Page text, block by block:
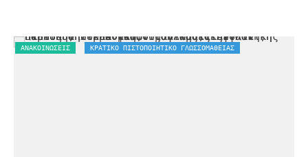
ΑΝΑΚΟΙΝΏΣΕΙΣ ΚΡΑΤΙΚΌ ΠΙΣΤΟΠΟΙΗΤΙΚΌ ΓΛΩΣΣΟΜΆΘΕΙΑΣ